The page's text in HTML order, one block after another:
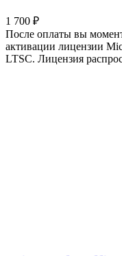
1 700 ₽
После оплаты вы
активации лицензии
LTSC. Лицензия